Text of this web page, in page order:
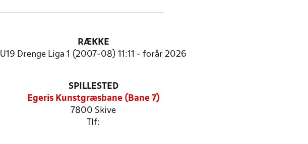
RÆKKE
U19 Drenge Liga 1 (2007-08) 11:11 - forår 2026
SPILLESTED
Egeris Kunstgræsbane (Bane 7)
7800 Skive
Tlf: